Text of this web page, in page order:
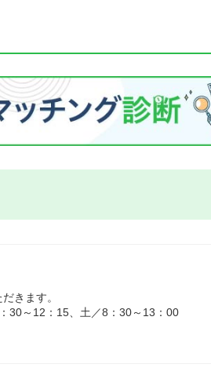
きます。
30～12：15、土／8：30～13：00